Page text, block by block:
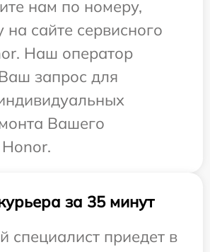
нам по номеру,
на сайте сервисного
Наш оператор
запрос для
Вашего
за 35 минут
специалист приедет в